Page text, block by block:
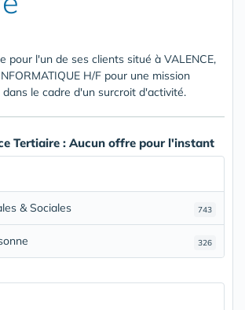
pour l'un de ses clients situé à VALENCE,
H/F pour une mission
le cadre d'un surcroit d'activité.
Tertiaire : Aucun offre pour l'instant
743
& Sociales
326